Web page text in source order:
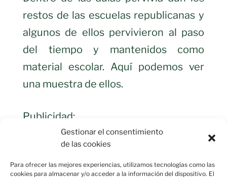
Gestionar el consentimiento
de las cookies
Para ofrecer las mejores experiencias, utilizamos tecnologías como las
cookies para almacenar y/o acceder a la información del dispositivo. El
restos de las escuelas republicanas y
algunos de ellos pervivieron al paso
del tiempo y mantenidos como
material escolar. Aquí podemos ver
una muestra de ellos.
Publicidad:
[useful_banner_manager banners=1
count=1]